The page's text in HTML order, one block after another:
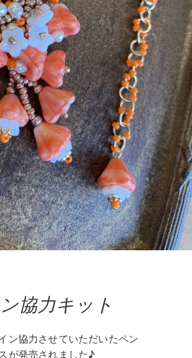
協力キット
ン協力させていただいたペン
が発売されました♪